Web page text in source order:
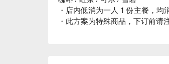
・店内低消为一人 1 份主餐，均
・此方案为特殊商品，下订前请